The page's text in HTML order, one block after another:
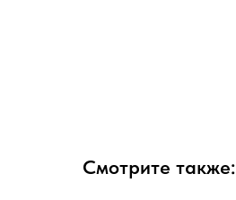
Смотрите также: